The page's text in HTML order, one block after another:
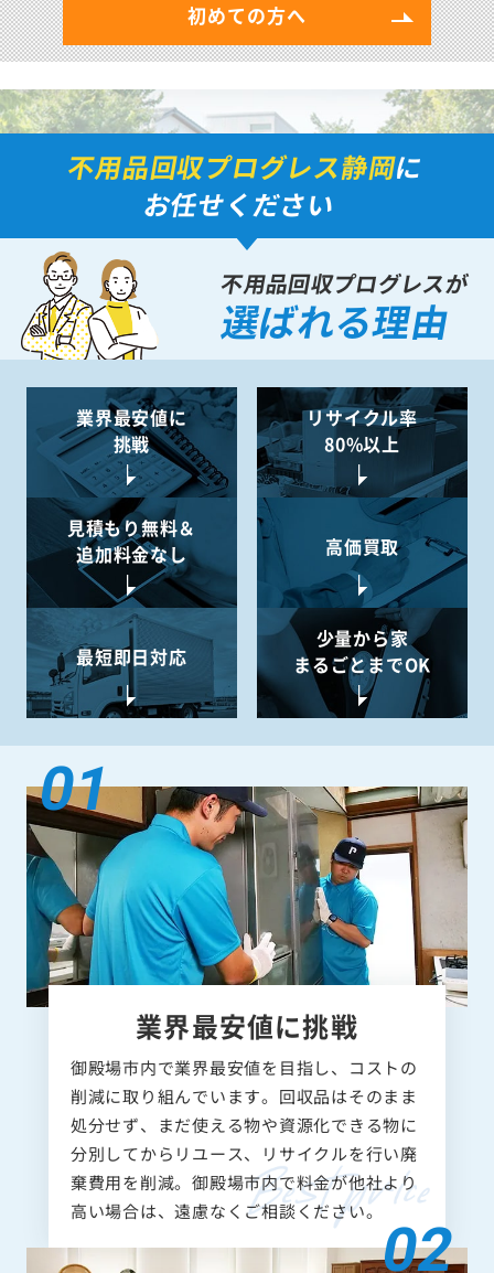
初めての方へ
不用品回収プログレス静岡に
お任せください
不用品回収プログレスが
選ばれる理由
業界最安値に
挑戦
リサイクル率
80%以上
見積もり無料＆
追加料金なし
高価買取
最短即日対応
少量から家
まるごとまでOK
業界最安値に挑戦
御殿場市内で業界最安値を目指し、コストの
削減に取り組んでいます。回収品はそのまま
処分せず、まだ使える物や資源化できる物に
分別してからリユース、リサイクルを行い廃
棄費用を削減。御殿場市内で料金が他社より
高い場合は、遠慮なくご相談ください。